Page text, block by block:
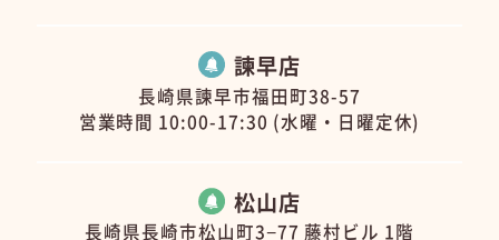
諫早店
長崎県諫早市福田町38-57
営業時間 10:00-17:30 (水曜・日曜定休)
松山店
長崎県長崎市松山町3−77 藤村ビル 1階